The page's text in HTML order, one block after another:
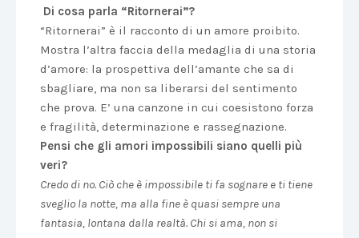
Di cosa parla “Ritornerai”?
“Ritornerai” è il racconto di un amore proibito.
Mostra l’altra faccia della medaglia di una storia
d’amore: la prospettiva dell’amante che sa di
sbagliare, ma non sa liberarsi del sentimento
che prova. E’ una canzone in cui coesistono forza
e fragilità, determinazione e rassegnazione.
Pensi che gli amori impossibili siano quelli più
veri?
Credo di no. Ciò che è impossibile ti fa sognare e ti tiene
sveglio la notte, ma alla fine è quasi sempre una
fantasia, lontana dalla realtà. Chi si ama, non si